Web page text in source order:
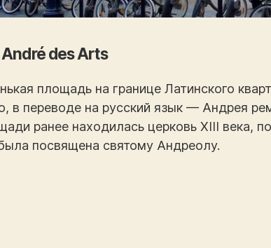
des Arts
площадь на границе Латинского
в переводе на русский язык — Андрея
ранее находилась церковь XIII века,
посвящена святому Андреолу.